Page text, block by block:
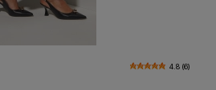
4.8 (6)